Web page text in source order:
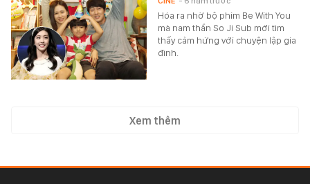
Hóa ra nhờ bộ phim Be With You
mà nam thần So Ji Sub mới tìm
thấy cảm hứng với chuyện lập gia
đình.
Xem thêm